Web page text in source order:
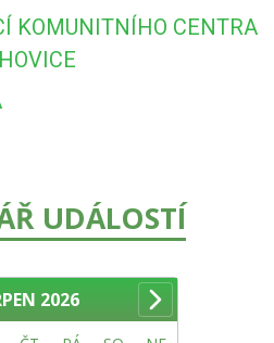
KOMUNITNÍHO CENTRA
UDÁLOSTÍ
2026